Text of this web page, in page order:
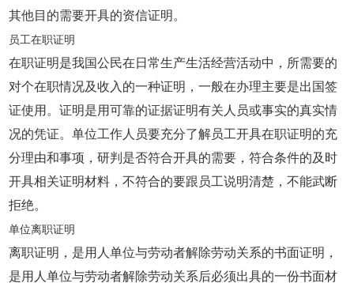
其他目的需要开具的资信证明。
员工在职证明
在职证明是我国公民在日常生产生活经营活动中，所需要的
对个在职情况及收入的一种证明，一般在办理主要是出国签
证使用。证明是用可靠的证据证明有关人员或事实的真实情
况的凭证。单位工作人员要充分了解员工开具在职证明的充
分理由和事项，研判是否符合开具的需要，符合条件的及时
开具相关证明材料，不符合的要跟员工说明清楚，不能武断
拒绝。
单位离职证明
离职证明，是用人单位与劳动者解除劳动关系的书面证明，
是用人单位与劳动者解除劳动关系后必须出具的一份书面材